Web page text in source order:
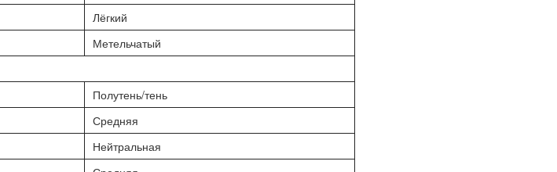
Лёгкий
Метельчатый
Полутень/тень
Средняя
Нейтральная